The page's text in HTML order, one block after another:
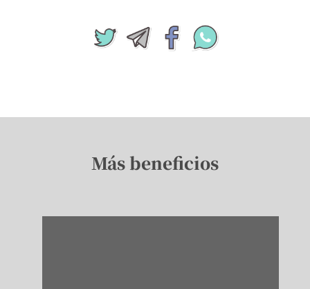
Más beneficios